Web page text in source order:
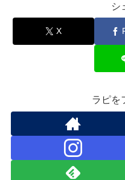
シ
X
ラピを